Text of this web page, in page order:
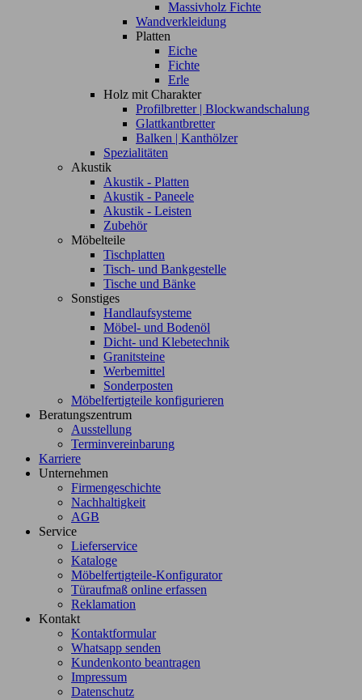
Massivholz Fichte
Wandverkleidung
Platten
Eiche
Fichte
Erle
Holz mit Charakter
Profilbretter | Blockwandschalung
Glattkantbretter
Balken | Kanthölzer
Spezialitäten
Akustik
Akustik - Platten
Akustik - Paneele
Akustik - Leisten
Zubehör
Möbelteile
Tischplatten
Tisch- und Bankgestelle
Tische und Bänke
Sonstiges
Handlaufsysteme
Möbel- und Bodenöl
Dicht- und Klebetechnik
Granitsteine
Werbemittel
Sonderposten
Möbelfertigteile konfigurieren
Beratungszentrum
Ausstellung
Terminvereinbarung
Karriere
Unternehmen
Firmengeschichte
Nachhaltigkeit
AGB
Service
Lieferservice
Kataloge
Möbelfertigteile-Konfigurator
Türaufmaß online erfassen
Reklamation
Kontakt
Kontaktformular
Whatsapp senden
Kundenkonto beantragen
Impressum
Datenschutz